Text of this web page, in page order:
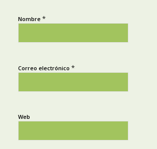
Nombre *
Correo electrónico *
Web